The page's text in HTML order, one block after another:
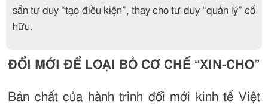
sẵn tư duy “tạo điều kiện”, thay cho tư duy “quản lý” cố
hữu.
ĐỔI MỚI ĐỂ LOẠI BỎ CƠ CHẾ “XIN-CHO”
Bản chất của hành trình đổi mới kinh tế Việt